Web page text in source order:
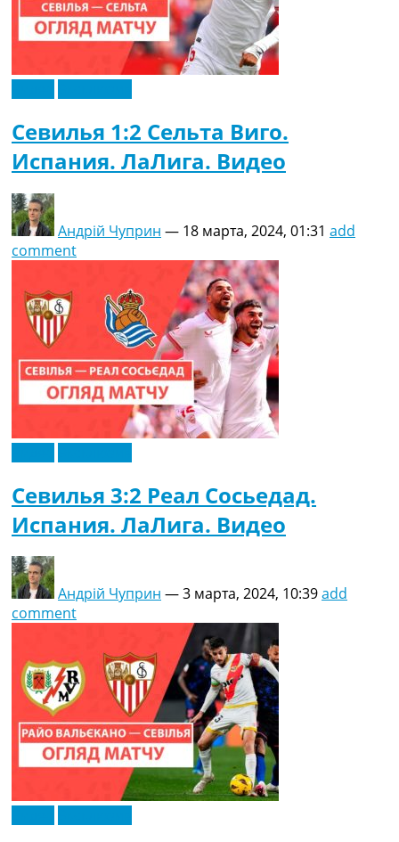
Севилья 1:2 Сельта Виго.
Испания. ЛаЛига. Видео
Андрій Чуприн — 18 марта, 2024, 01:31 add
comment
Севилья 3:2 Реал Сосьедад.
Испания. ЛаЛига. Видео
Андрій Чуприн —3 марта, 2024, 10:39add
comment